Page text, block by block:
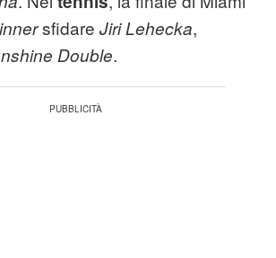
sfidare Jiri Lehecka,
Double.